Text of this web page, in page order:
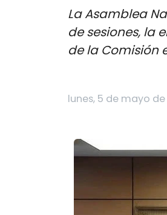
La Asamblea
de sesiones, la
de la Comisión
lunes, 5 de mayo de